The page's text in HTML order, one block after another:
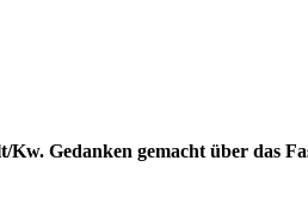
Gedanken gemacht über das